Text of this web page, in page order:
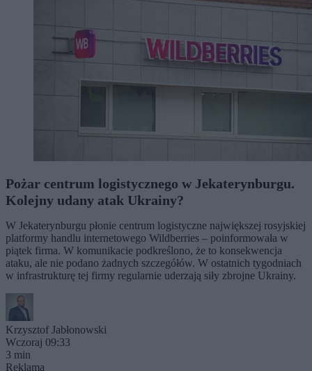
Pożar centrum logistycznego w Jekaterynburgu.
Kolejny udany atak Ukrainy?
W Jekaterynburgu płonie centrum logistyczne największej rosyjskiej
platformy handlu internetowego Wildberries – poinformowała w
piątek firma. W komunikacie podkreślono, że to konsekwencja
ataku, ale nie podano żadnych szczegółów. W ostatnich tygodniach
w infrastrukturę tej firmy regularnie uderzają siły zbrojne Ukrainy.
Krzysztof Jabłonowski
Wczoraj 09:33
3 min
Reklama